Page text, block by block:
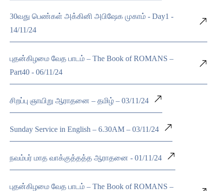
30வது பெண்கள் அக்கினி அபிஷேக முகாம் - Day1 -
14/11/24
புதன்கிழமை வேத பாடம் – The Book of ROMANS –
Part40 - 06/11/24
சிறப்பு ஞாயிறு ஆராதனை – தமிழ் – 03/11/24
Sunday Service in English – 6.30AM – 03/11/24
நவம்பர் மாத வாக்குத்தத்த ஆராதனை - 01/11/24
புதன்கிழமை வேத பாடம் – The Book of ROMANS –